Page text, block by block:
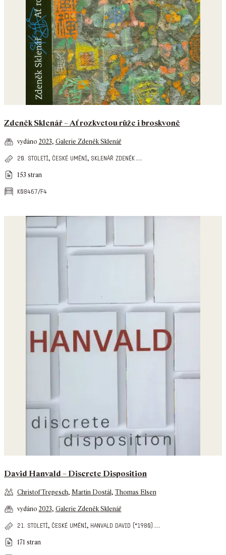
Zdeněk Sklenář – Ať rozkvetou růže i broskvoně
vydáno 2023, Galerie Zdeněk Sklenář
20. století, české umění, sklenář zdeněk…
153 stran
k08467/f4
David Hanvald – Discrete Disposition
Christof Trepesch, Martin Dostál, Thomas Elsen
vydáno 2023, Galerie Zdeněk Sklenář
21. století, české umění, hanvald david (*1980) …
171 stran